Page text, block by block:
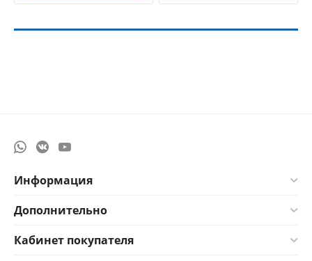
Информация
Дополнительно
Кабинет покупателя